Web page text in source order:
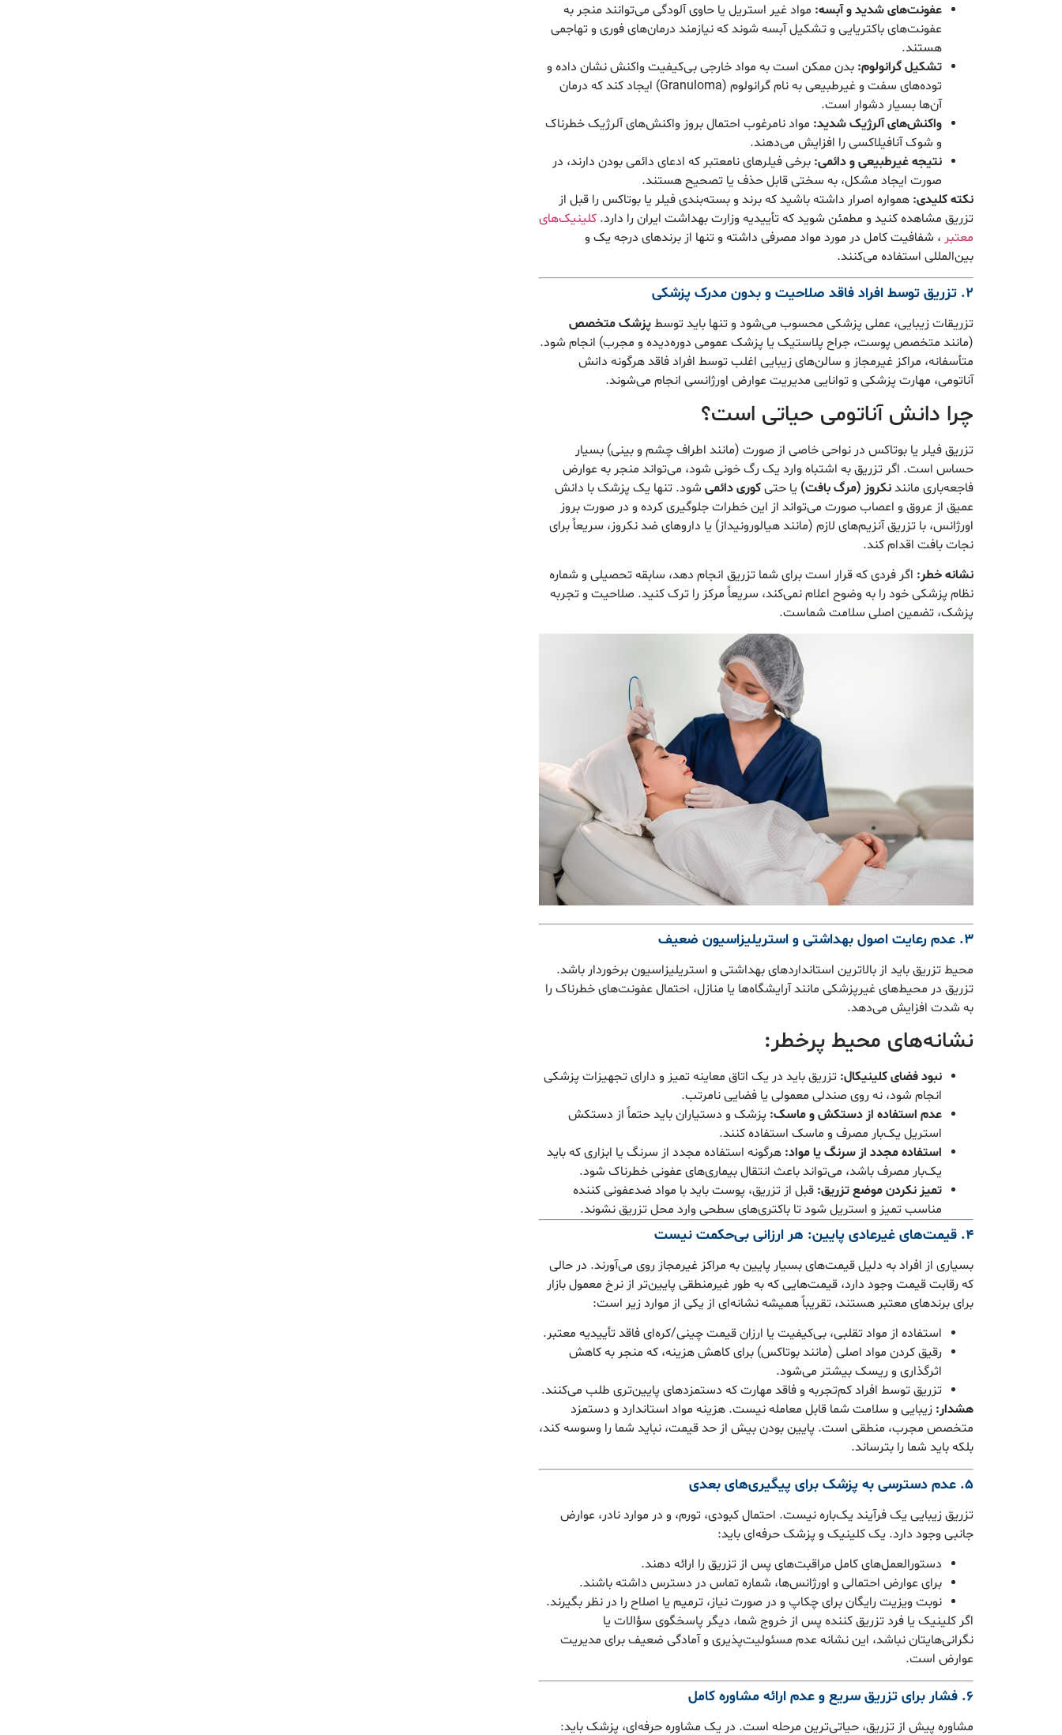
عفونت‌های شدید و آبسه: مواد غیر استریل یا حاوی آلودگی می‌توانند منجر به
عفونت‌های باکتریایی و تشکیل آبسه شوند که نیازمند درمان‌های فوری و تهاجمی
هستند.
تشکیل گرانولوم: بدن ممکن است به مواد خارجی بی‌کیفیت واکنش نشان داده و
توده‌های سفت و غیرطبیعی به نام گرانولوم (Granuloma) ایجاد کند که درمان
آن‌ها بسیار دشوار است.
واکنش‌های آلرژیک شدید: مواد نامرغوب احتمال بروز واکنش‌های آلرژیک خطرناک
و شوک آنافیلاکسی را افزایش می‌دهند.
نتیجه غیرطبیعی و دائمی: برخی فیلرهای نامعتبر که ادعای دائمی بودن دارند، در
صورت ایجاد مشکل، به سختی قابل حذف یا تصحیح هستند.
نکته کلیدی: همواره اصرار داشته باشید که برند و بسته‌بندی فیلر یا بوتاکس را قبل از
تزریق مشاهده کنید و مطمئن شوید که تأییدیه وزارت بهداشت ایران را دارد. کلینیک‌های
معتبر ، شفافیت کامل در مورد مواد مصرفی داشته و تنها از برندهای درجه یک و
بین‌المللی استفاده می‌کنند.
۲. تزریق توسط افراد فاقد صلاحیت و بدون مدرک پزشکی
تزریقات زیبایی، عملی پزشکی محسوب می‌شود و تنها باید توسطپزشک متخصص
(مانند متخصص پوست، جراح پلاستیک یا پزشک عمومی دوره‌دیده و مجرب) انجام شود.
متأسفانه، مراکز غیرمجاز و سالن‌های زیبایی اغلب توسط افراد فاقد هرگونه دانش
آناتومی، مهارت پزشکی و توانایی مدیریت عوارض اورژانسی انجام می‌شوند.
چرا دانش آناتومی حیاتی است؟
تزریق فیلر یا بوتاکس در نواحی خاصی از صورت (مانند اطراف چشم و بینی) بسیار
حساس است. اگر تزریق به اشتباه وارد یک رگ خونی شود، می‌تواند منجر به عوارض
فاجعه‌باری مانندنکروز (مرگ بافت) یا حتیکوری دائمی شود. تنها یک پزشک با دانش
عمیق از عروق و اعصاب صورت می‌تواند از این خطرات جلوگیری کرده و در صورت بروز
اورژانس، با تزریق آنزیم‌های لازم (مانند هیالورونیداز) یا داروهای ضد نکروز، سریعاً برای
نجات بافت اقدام کند.
نشانه خطر: اگر فردی که قرار است برای شما تزریق انجام دهد، سابقه تحصیلی و شماره
نظام پزشکی خود را به وضوح اعلام نمی‌کند، سریعاً مرکز را ترک کنید. صلاحیت و تجربه
پزشک، تضمین اصلی سلامت شماست.
۳. عدم رعایت اصول بهداشتی و استریلیزاسیون ضعیف
محیط تزریق باید از بالاترین استانداردهای بهداشتی و استریلیزاسیون برخوردار باشد.
تزریق در محیط‌های غیرپزشکی مانند آرایشگاه‌ها یا منازل، احتمال عفونت‌های خطرناک را
به شدت افزایش می‌دهد.
نشانه‌های محیط پرخطر:
نبود فضای کلینیکال: تزریق باید در یک اتاق معاینه تمیز و دارای تجهیزات پزشکی
انجام شود، نه روی صندلی معمولی یا فضایی نامرتب.
عدم استفاده از دستکش و ماسک: پزشک و دستیاران باید حتماً از دستکش
استریل یک‌بار مصرف و ماسک استفاده کنند.
استفاده مجدد از سرنگ یا مواد: هرگونه استفاده مجدد از سرنگ یا ابزاری که باید
یک‌بار مصرف باشد، می‌تواند باعث انتقال بیماری‌های عفونی خطرناک شود.
تمیز نکردن موضع تزریق: قبل از تزریق، پوست باید با مواد ضدعفونی کننده
مناسب تمیز و استریل شود تا باکتری‌های سطحی وارد محل تزریق نشوند.
۴. قیمت‌های غیرعادی پایین: هر ارزانی بی‌حکمت نیست
بسیاری از افراد به دلیل قیمت‌های بسیار پایین به مراکز غیرمجاز روی می‌آورند. در حالی
که رقابت قیمت وجود دارد، قیمت‌هایی که به طور غیرمنطقی پایین‌تر از نرخ معمول بازار
برای برندهای معتبر هستند، تقریباً همیشه نشانه‌ای از یکی از موارد زیر است:
استفاده از مواد تقلبی، بی‌کیفیت یا ارزان قیمت چینی/کره‌ای فاقد تأییدیه معتبر.
رقیق کردن مواد اصلی (مانند بوتاکس) برای کاهش هزینه، که منجر به کاهش
اثرگذاری و ریسک بیشتر می‌شود.
تزریق توسط افراد کم‌تجربه و فاقد مهارت که دستمزدهای پایین‌تری طلب می‌کنند.
هشدار: زیبایی و سلامت شما قابل معامله نیست. هزینه مواد استاندارد و دستمزد
متخصص مجرب، منطقی است. پایین بودن بیش از حد قیمت، نباید شما را وسوسه کند،
بلکه باید شما را بترساند.
۵. عدم دسترسی به پزشک برای پیگیری‌های بعدی
تزریق زیبایی یک فرآیند یک‌باره نیست. احتمال کبودی، تورم، و در موارد نادر، عوارض
جانبی وجود دارد. یک کلینیک و پزشک حرفه‌ای باید:
دستورالعمل‌های کامل مراقبت‌های پس از تزریق را ارائه دهند.
برای عوارض احتمالی و اورژانس‌ها، شماره تماس در دسترس داشته باشند.
نوبت ویزیت رایگان برای چکاپ و در صورت نیاز، ترمیم یا اصلاح را در نظر بگیرند.
اگر کلینیک یا فرد تزریق کننده پس از خروج شما، دیگر پاسخگوی سؤالات یا
نگرانی‌هایتان نباشد، این نشانه عدم مسئولیت‌پذیری و آمادگی ضعیف برای مدیریت
عوارض است.
۶. فشار برای تزریق سریع و عدم ارائه مشاوره کامل
مشاوره پیش از تزریق، حیاتی‌ترین مرحله است. در یک مشاوره حرفه‌ای، پزشک باید: